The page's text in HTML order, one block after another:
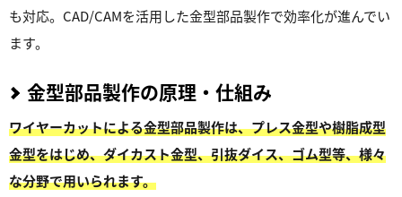
も対応。CAD/CAMを活用した金型部品製作で効率化が進んでい
ます。
金型部品製作の原理・仕組み
ワイヤーカットによる金型部品製作は、プレス金型や樹脂成型
金型をはじめ、ダイカスト金型、引抜ダイス、ゴム型等、様々
な分野で用いられます。